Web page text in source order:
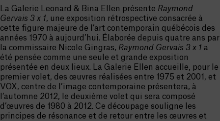
La Galerie Leonard & Bina Ellen présente Raymond
Gervais 3 x 1, une exposition rétrospective consacrée à
cette figure majeure de l’art contemporain québécois des
années 1970 à aujourd’hui. Élaborée depuis quatre ans par
la commissaire Nicole Gingras, Raymond Gervais 3 x 1 a
été pensée comme une seule et grande exposition
présentée en deux lieux. La Galerie Ellen accueille, pour le
premier volet, des œuvres réalisées entre 1975 et 2001, et
VOX, centre de l’image contemporaine présentera, à
l’automne 2012, le deuxième volet qui sera composé
d’œuvres de 1980 à 2012. Ce découpage souligne les
principes de résonance et de retour entre les œuvres et